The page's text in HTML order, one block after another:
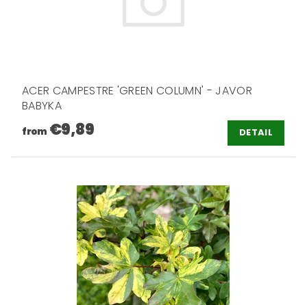
ACER CAMPESTRE 'GREEN COLUMN' - JAVOR
BABYKA
from €9,89 DETAIL